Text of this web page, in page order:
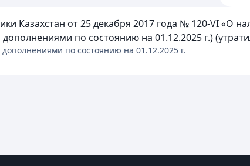
Казахстан от 25 декабря 2017 года № 120-VI «О
по состоянию на 01.12.2025 г.)
по состоянию на 01.12.2025 г.